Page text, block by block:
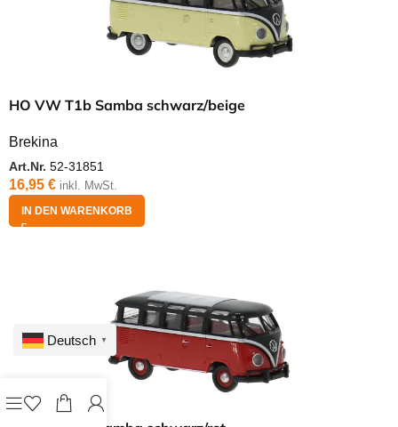
HO VW T1b Samba schwarz/beige
Brekina
Art.Nr. 52-31851
16,95 € inkl. MwSt.
IN DEN WARENKORB
Deutsch ▼